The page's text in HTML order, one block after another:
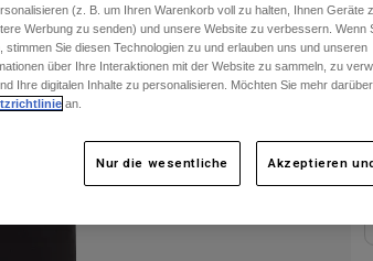
(z. B. um Ihren Warenkorb voll zu halten, Ihnen Geräte
Werbung zu senden) und unsere Website zu verbessern. Wenn
stimmen Sie diesen Technologien zu und erlauben uns und unseren
über Ihre Interaktionen mit der Website zu sammeln, zu
Ihre digitalen Inhalte zu personalisieren. Möchten Sie mehr
an.
Nur die wesentliche Akzeptieren